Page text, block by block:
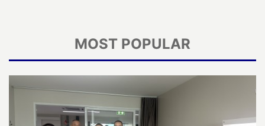
MOST POPULAR